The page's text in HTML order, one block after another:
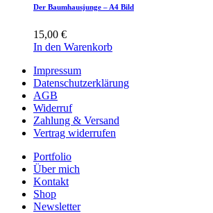
Der Baumhausjunge – A4 Bild
15,00 €
In den Warenkorb
Impressum
Datenschutzerklärung
AGB
Widerruf
Zahlung & Versand
Vertrag widerrufen
Portfolio
Über mich
Kontakt
Shop
Newsletter